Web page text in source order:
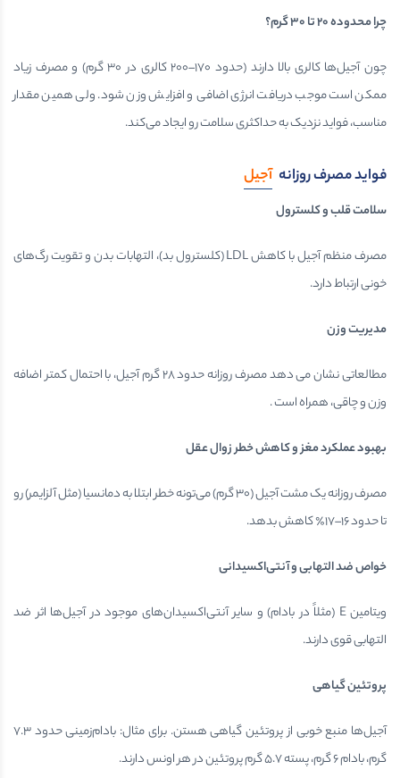
چرا محدوده۲۰تا۳۰گرم؟
چون آجیل‌ها کالری بالا دارند (حدود ۱۷۰–۲۰۰ کالری در ۳۰ گرم) و مصرف زیاد
ممکن است موجب دریافت انرژی اضافی و افزایش وزن شود. ولی همین مقدار
مناسب، فواید نزدیک به حداکثری سلامت رو ایجاد می‌کند.
فواید مصرف روزانه آجیل
سلامت قلب و کلسترول
مصرف منظم آجیل با کاهش LDL (کلسترول بد)، التهابات بدن و تقویت رگ‌های
خونی ارتباط دارد.
مدیریت وزن
مطالعاتی نشان می دهد مصرف روزانه حدود ۲۸ گرم آجیل، با احتمال کمتر اضافه
وزن و چاقی، همراه است .
بهبود عملکرد مغز و کاهش خطر زوال عقل
مصرف روزانه یک مشت آجیل (۳۰ گرم) می‌تونه خطر ابتلا به دمانسیا (مثل آلزایمر) رو
تا حدود ۱۶–۱۷٪ کاهش بدهد.
خواص ضد التهابی و آنتی‌اکسیدانی
ویتامین E (مثلاً در بادام) و سایر آنتی‌اکسیدان‌های موجود در آجیل‌ها اثر ضد
التهابی قوی دارند.
پروتئین گیاهی
آجیل‌ها منبع خوبی از پروتئین گیاهی هستن. برای مثال: بادام‌زمینی حدود ۷.۳
گرم، بادام ۶ گرم، پسته ۵.۷ گرم پروتئین در هر اونس دارند.